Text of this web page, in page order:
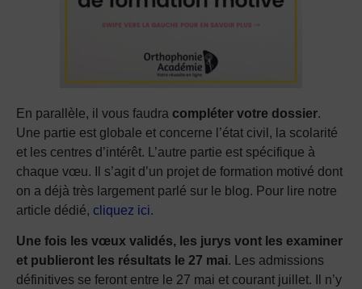
En parallèle, il vous faudra compléter votre dossier.
Une partie est globale et concerne l’état civil, la scolarité
et les centres d’intérêt. L’autre partie est spécifique à
chaque vœu. Il s’agit d’un projet de formation motivé dont
on a déjà très largement parlé sur le blog. Pour lire notre
article dédié, cliquez ici.
Une fois les vœux validés, les jurys vont les examiner
et publieront les résultats le 27 mai. Les admissions
définitives se feront entre le 27 mai et courant juillet. Il n’y